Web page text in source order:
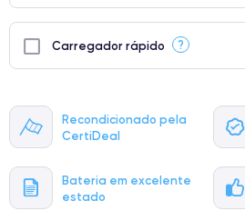
Recondicionado pela
CertiDeal
Bateria em excelente
estado
Carregador rápido ?